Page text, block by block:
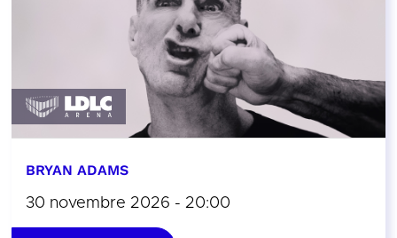
BRYAN ADAMS
30 novembre 2026 - 20:00